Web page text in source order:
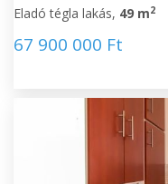
Eladó tégla lakás, 49 m2
67 900 000 Ft